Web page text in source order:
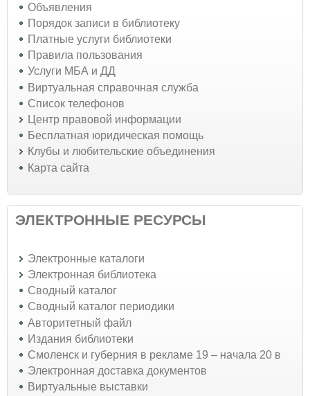
Объявления
Порядок записи в библиотеку
Платные услуги библиотеки
Правила пользования
Услуги МБА и ДД
Виртуальная справочная служба
Список телефонов
Центр правовой информации
Бесплатная юридическая помощь
Клубы и любительские объединения
Карта сайта
ЭЛЕКТРОННЫЕ РЕСУРСЫ
Электронные каталоги
Электронная библиотека
Сводный каталог
Сводный каталог периодики
Авторитетный файл
Издания библиотеки
Смоленск и губерния в рекламе 19 – начала 20 в
Электронная доставка документов
Виртуальные выставки